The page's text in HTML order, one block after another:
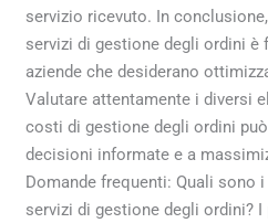
servizio ricevuto. In
servizi di gestione degli ordini è
aziende che desiderano
Valutare attentamente i diversi
costi di gestione degli ordini
decisioni informate e a
Domande frequenti: Quali
servizi di gestione degli ordini?